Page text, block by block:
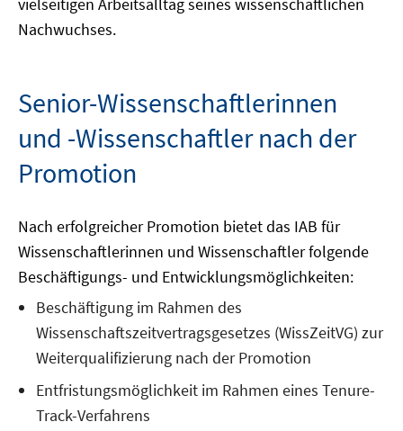
Nachwuchses.
Senior-Wissenschaftlerinnen
und -Wissenschaftler nach der
Promotion
Nach erfolgreicher Promotion bietet das IAB für
Wissenschaftlerinnen und Wissenschaftler folgende
Beschäftigungs- und Entwicklungsmöglichkeiten:
Beschäftigung im Rahmen des
Wissenschaftszeitvertragsgesetzes (WissZeitVG) zur
Weiterqualifizierung nach der Promotion
Entfristungsmöglichkeit im Rahmen eines Tenure-
Track-Verfahrens